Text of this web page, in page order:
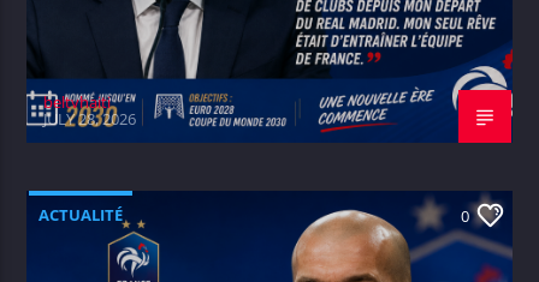
beltvhaiti
JULY 28, 2026
ACTUALITÉ 0